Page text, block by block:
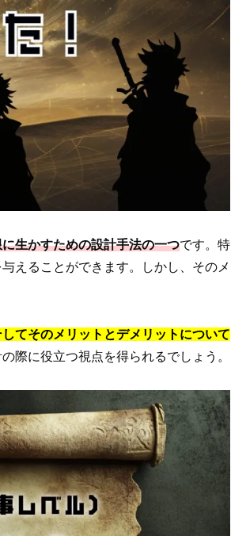
生かすための設計手法の一つです。特
えることができます。しかし、そのメ
てそのメリットとデメリットについて
際に役立つ視点を得られるでしょう。